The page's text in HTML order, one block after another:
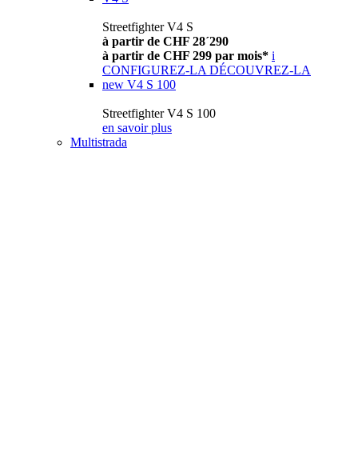
Streetfighter V4 S
à partir de CHF 28´290
à partir de CHF 299 par mois* i
CONFIGUREZ-LA DÉCOUVREZ-LA
new V4 S 100
Streetfighter V4 S 100
en savoir plus
Multistrada